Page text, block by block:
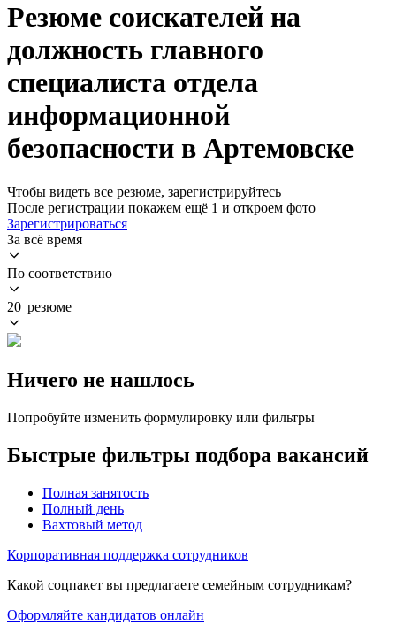
Резюме соискателей на
должность главного
специалиста отдела
информационной
безопасности в Артемовске
Чтобы видеть все резюме, зарегистрируйтесь
После регистрации покажем ещё 1 и откроем фото
Зарегистрироваться
За всё время
По соответствию
20 резюме
Ничего не нашлось
Попробуйте изменить формулировку или фильтры
Быстрые фильтры подбора вакансий
Полная занятость
Полный день
Вахтовый метод
Корпоративная поддержка сотрудников
Какой соцпакет вы предлагаете семейным сотрудникам?
Оформляйте кандидатов онлайн